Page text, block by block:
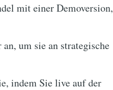
mit einer Demoversion,
um sie an strategische
indem Sie live auf der